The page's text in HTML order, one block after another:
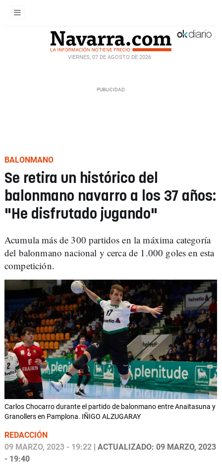
VIERNES, 07 DE AGOSTO DE 2026
BALONMANO
Se retira un histórico del
balonmano navarro a los 37 años:
"He disfrutado jugando"
Acumula más de 300 partidos en la máxima categoría
del balonmano nacional y cerca de 1.000 goles en esta
competición.
Carlos Chocarro durante el partido de balonmano entre Anaitasuna y
Granollers en Pamplona. IÑIGO ALZUGARAY
REDACCIÓN
09 MARZO, 2023 - 19:22 | ACTUALIZADO: 09 MARZO, 2023
- 19:40